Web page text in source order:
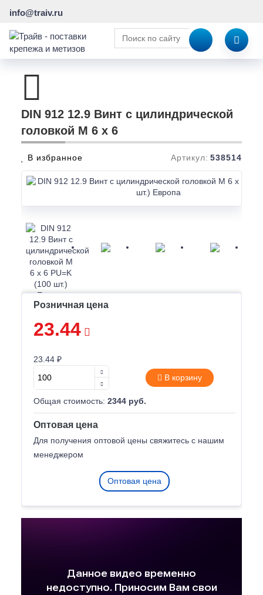
info@traiv.ru
DIN 912 12.9 Винт с цилиндрической
головкой M 6 x 6
В избранное Артикул: 538514
Розничная цена
23.44
23.44 ₽
В корзину
Общая стоимость: 2344 руб.
Оптовая цена
Для получения оптовой цены свяжитесь с нашим
менеджером
Оптовая цена